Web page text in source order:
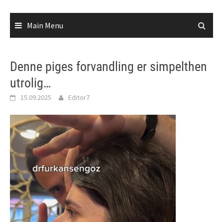
Main Menu
Denne piges forvandling er simpelthen
utrolig…
15.09.2025 Editor7